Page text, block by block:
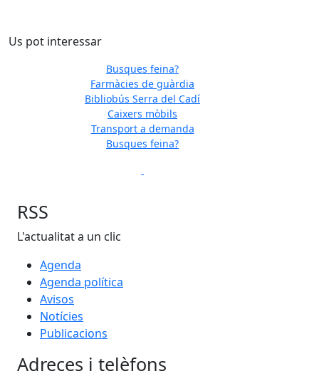
Us pot interessar
Busques feina?
Farmàcies de guàrdia
Bibliobús Serra del Cadí
Caixers mòbils
Transport a demanda
Busques feina?
RSS
L'actualitat a un clic
Agenda
Agenda política
Avisos
Notícies
Publicacions
Adreces i telèfons